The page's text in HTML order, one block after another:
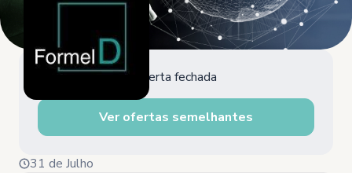
Oferta fechada
Ver ofertas semelhantes
31 de Julho